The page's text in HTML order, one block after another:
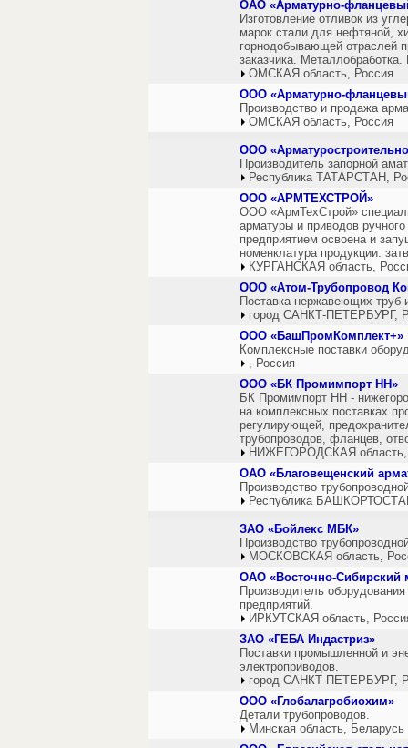
ОАО «Арматурно-
Изготовление отливок из
марок стали для нефтяной,
горнодобывающей отраслей
заказчика.
ОМСКАЯ область, Россия
ООО «Арматурно-
Производство и продажа
ОМСКАЯ область, Россия
ООО
Производитель запорной
Республика ТАТАРСТАН,
ООО «АРМТЕХСТРОЙ»
ООО «АрмТехСтрой»
арматуры и приводов
предприятием освоена и
номенклатура продукции:
КУРГАНСКАЯ область,
ООО «Атом-Трубопровод
Поставка нержавеющих труб
город САНКТ-ПЕТЕРБУРГ,
ООО «БашПромКомплект+»
Комплексные поставки
, Россия
ООО «БК Промимпорт НН»
БК Промимпорт НН -
на комплексных поставках
регулирующей,
трубопроводов, фланцев,
НИЖЕГОРОДСКАЯ область,
ОАО «Благовещенский
Производство
Республика
ЗАО «Бойлекс МБК»
Производство
МОСКОВСКАЯ область,
ОАО «Восточно-Сибирский
Производитель
предприятий.
ИРКУТСКАЯ область,
ЗАО «ГЕБА Индастриз»
Поставки промышленной и
электроприводов.
город САНКТ-ПЕТЕРБУРГ,
ООО «Глобалагробиохим»
Детали трубопроводов.
Минская область, Беларусь